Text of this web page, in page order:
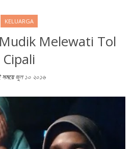
KELUARGA
Melewati Tol
Cipali
সময়েজুল ১০ ২০১৬
Tol Cipali